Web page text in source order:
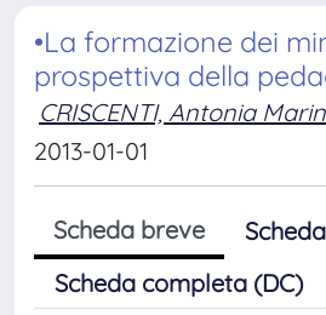
•La formazione dei
prospettiva della
CRISCENTI, Antonia
2013-01-01
Scheda breve
Scheda completa (DC)